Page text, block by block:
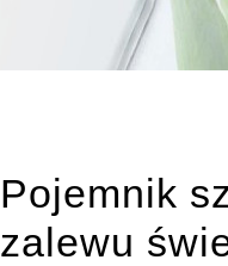
Pojemnik
zalewu